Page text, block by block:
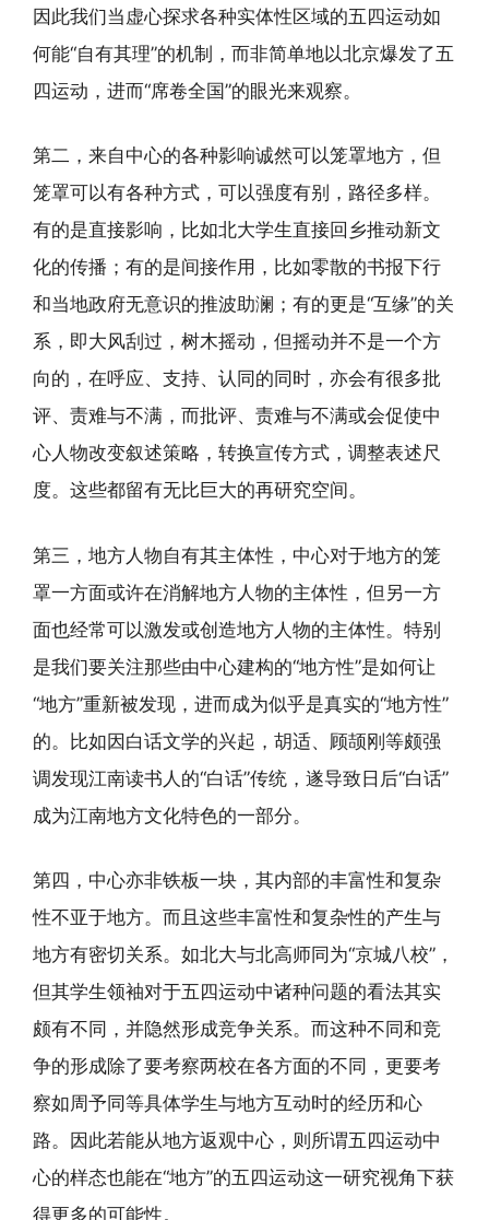
因此我们当虚心探求各种实体性区域的五四运动如
何能“自有其理”的机制，而非简单地以北京爆发了五
四运动，进而“席卷全国”的眼光来观察。
第二，来自中心的各种影响诚然可以笼罩地方，但
笼罩可以有各种方式，可以强度有别，路径多样。
有的是直接影响，比如北大学生直接回乡推动新文
化的传播；有的是间接作用，比如零散的书报下行
和当地政府无意识的推波助澜；有的更是“互缘”的关
系，即大风刮过，树木摇动，但摇动并不是一个方
向的，在呼应、支持、认同的同时，亦会有很多批
评、责难与不满，而批评、责难与不满或会促使中
心人物改变叙述策略，转换宣传方式，调整表述尺
度。这些都留有无比巨大的再研究空间。
第三，地方人物自有其主体性，中心对于地方的笼
罩一方面或许在消解地方人物的主体性，但另一方
面也经常可以激发或创造地方人物的主体性。特别
是我们要关注那些由中心建构的“地方性”是如何让
“地方”重新被发现，进而成为似乎是真实的“地方性”
的。比如因白话文学的兴起，胡适、顾颉刚等颇强
调发现江南读书人的“白话”传统，遂导致日后“白话”
成为江南地方文化特色的一部分。
第四，中心亦非铁板一块，其内部的丰富性和复杂
性不亚于地方。而且这些丰富性和复杂性的产生与
地方有密切关系。如北大与北高师同为“京城八校”，
但其学生领袖对于五四运动中诸种问题的看法其实
颇有不同，并隐然形成竞争关系。而这种不同和竞
争的形成除了要考察两校在各方面的不同，更要考
察如周予同等具体学生与地方互动时的经历和心
路。因此若能从地方返观中心，则所谓五四运动中
心的样态也能在“地方”的五四运动这一研究视角下获
得更多的可能性。